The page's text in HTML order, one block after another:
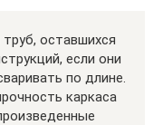
оставшихся
если они
по длине.
каркаса